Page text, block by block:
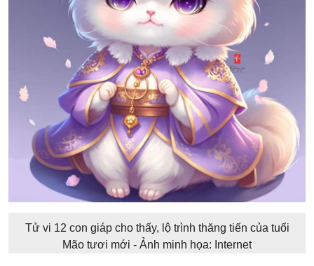
Tử vi 12 con giáp cho thấy, lộ trình thăng tiến của tuổi
Mão tươi mới - Ảnh minh họa: Internet